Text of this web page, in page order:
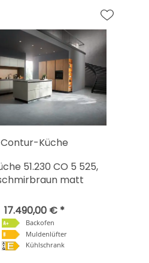
Contur-Küche
51.230 CO 5 525,
matt
17.490,00 € *
Backofen
Muldenlüfter
Kühlschrank